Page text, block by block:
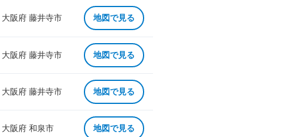
大阪府 藤井寺市 地図で見る
大阪府 藤井寺市 地図で見る
大阪府 藤井寺市 地図で見る
大阪府 和泉市 地図で見る